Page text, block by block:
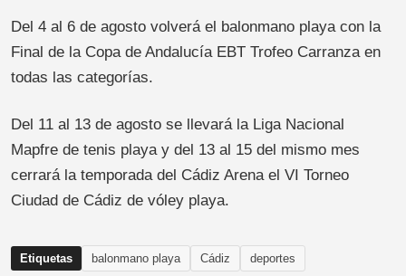
Del 4 al 6 de agosto volverá el balonmano playa con la
Final de la Copa de Andalucía EBT Trofeo Carranza en
todas las categorías.
Del 11 al 13 de agosto se llevará la Liga Nacional
Mapfre de tenis playa y del 13 al 15 del mismo mes
cerrará la temporada del Cádiz Arena el VI Torneo
Ciudad de Cádiz de vóley playa.
Etiquetas balonmano playa Cádiz deportes